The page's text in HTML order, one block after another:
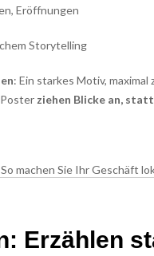
Eröffnungen
Storytelling
: Ein starkes Motiv,
ziehen Blicke an,
machen Sie Ihr Geschäft
Erzählen